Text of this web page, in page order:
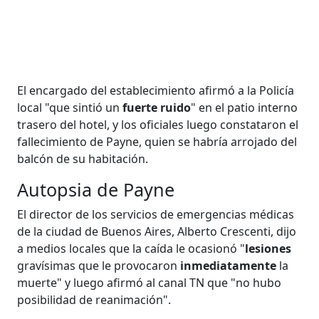
El encargado del establecimiento afirmó a la Policía
local "que sintió unfuerte ruido" en el patio interno
trasero del hotel, y los oficiales luego constataron el
fallecimiento de Payne, quien se habría arrojado del
balcón de su habitación.
Autopsia de Payne
El director de los servicios de emergencias médicas
de la ciudad de Buenos Aires, Alberto Crescenti, dijo
a medios locales que la caída le ocasionó "lesiones
gravísimas que le provocaron inmediatamente la
muerte" y luego afirmó al canal TN que "no hubo
posibilidad de reanimación".